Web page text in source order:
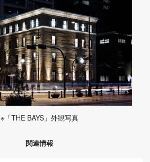
※「THE BAYS」外観写真
関連情報